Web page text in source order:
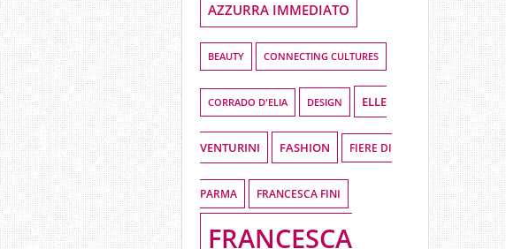
AZZURRA IMMEDIATO
BEAUTY CONNECTING CULTURES
CORRADO D'ELIA DESIGN ELLE
VENTURINI FASHION FIERE DI
PARMA FRANCESCA FINI
FRANCESCA